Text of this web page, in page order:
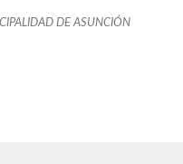
DE ASUNCIÓN